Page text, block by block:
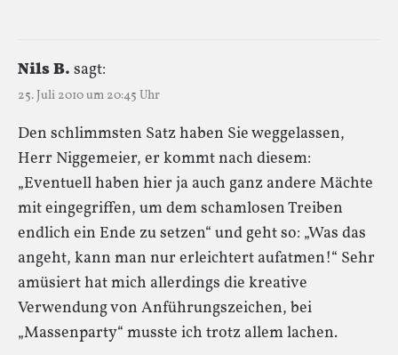
Nils B. sagt:
25. Juli 2010 um 20:45 Uhr
Den schlimmsten Satz haben Sie weggelassen,
Herr Niggemeier, er kommt nach diesem:
„Eventuell haben hier ja auch ganz andere Mächte
mit eingegriffen, um dem schamlosen Treiben
endlich ein Ende zu setzen“ und geht so: „Was das
angeht, kann man nur erleichtert aufatmen!“ Sehr
amüsiert hat mich allerdings die kreative
Verwendung von Anführungszeichen, bei
„Massenparty“ musste ich trotz allem lachen.